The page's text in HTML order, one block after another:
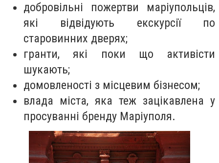
добровільні пожертви маріупольців,
які відвідують екскурсії по
старовинних дверях;
гранти, які поки що активісти
шукають;
домовленості з місцевим бізнесом;
влада міста, яка теж зацікавлена у
просуванні бренду Маріуполя.